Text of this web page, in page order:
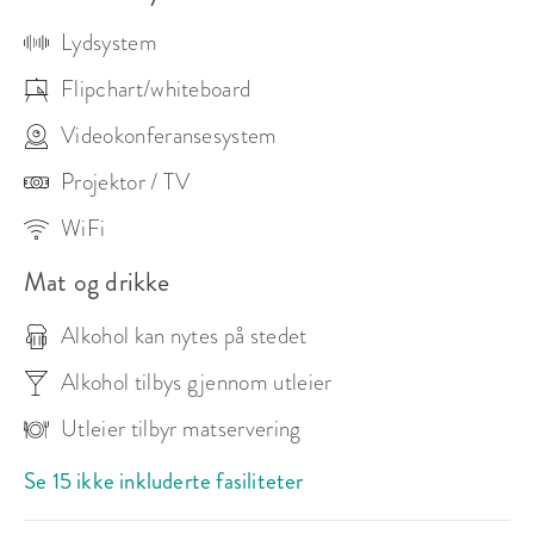
Lydsystem
Flipchart/whiteboard
Videokonferansesystem
Projektor / TV
WiFi
Mat og drikke
Alkohol kan nytes på stedet
Alkohol tilbys gjennom utleier
Utleier tilbyr matservering
Se 15 ikke inkluderte fasiliteter